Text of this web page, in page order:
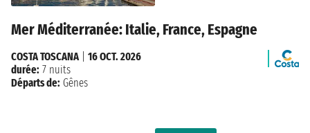
Mer Méditerranée: Italie, France, Espagne
COSTA TOSCANA| 16 OCT. 2026
durée: 7 nuits
Départs de: Gênes